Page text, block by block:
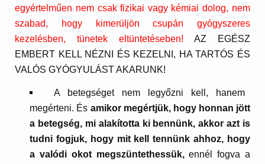
egyértelműen nem csak fizikai vagy kémiai dolog, nem
szabad, hogy kimerüljön csupán gyógyszeres
kezelésben, tünetek eltüntetéseben!
AZ EGÉSZ
EMBERT KELL NÉZNI ÉS KEZELNI, HA TARTÓS ÉS
VALÓS GYÓGYULÁST AKARUNK!
A betegséget nem legyőzni kell, hanem
megérteni. És amikor megértjük, hogy honnan jött
a betegség, mi alakította ki bennünk, akkor azt is
tudni fogjuk, hogy mit kell tennünk ahhoz, hogy
a valódi okot megszüntethessük,ennél fogva a